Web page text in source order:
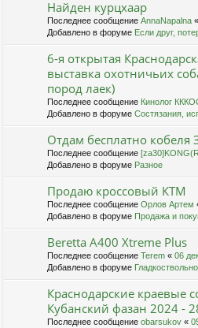
Найден курцхаар
Последнее сообщение AnnaNapalna «
Добавлено в форуме Если друг,
6-я открытая
выставка охотничьих
пород лаек)
Последнее сообщение Кинолог
Добавлено в форуме Состязания,
Отдам бесплатно кобеля
Последнее сообщение
Добавлено в форуме Разное
Продаю кроссовый КТМ
Последнее сообщение Орлов Артем
Добавлено в форуме Продажа и
Beretta A400 Xtreme Plus
Последнее сообщение Terem « 06
Добавлено в форуме
Краснодарские краевые
Кубанский фазан 2024 -
Последнее сообщение obarsukov «